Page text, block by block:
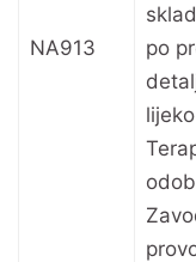
NA913
po